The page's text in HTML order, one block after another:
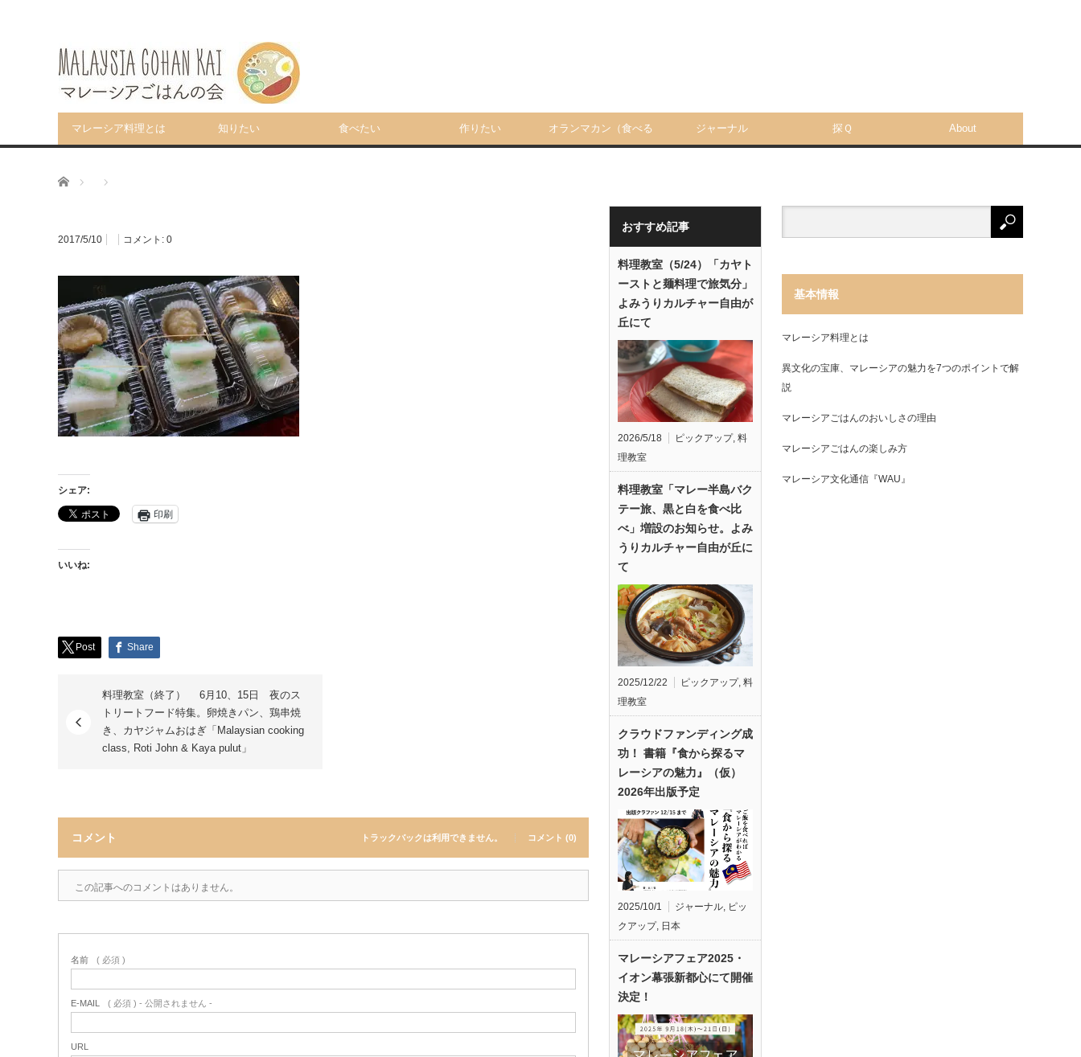
マレーシア料理とは 知りたい 食べたい 作りたい オランマカン（食べる ジャーナル 探Ｑ About
ホーム
2017/5/10 コメント: 0
シェア:
印刷
いいね:
Post Share
料理教室（終了） 6月10、15日 夜のス
トリートフード特集。卵焼きパン、鶏串焼
き、カヤジャムおはぎ「Malaysian cooking
class, Roti John & Kaya pulut」
コメント トラックバックは利用できません。 コメント (0)
この記事へのコメントはありません。
名前 ( 必須 )
E-MAIL ( 必須 ) - 公開されません -
URL
おすすめ記事
料理教室（5/24）「カヤト
ーストと麺料理で旅気分」
よみうりカルチャー自由が
丘にて
2026/5/18 ピックアップ, 料
理教室
料理教室「マレー半島バク
テー旅、黒と白を食べ比
べ」増設のお知らせ。よみ
うりカルチャー自由が丘に
て
2025/12/22 ピックアップ, 料
理教室
クラウドファンディング成
功！ 書籍『食から探るマ
レーシアの魅力』（仮）
2026年出版予定
2025/10/1 ジャーナル, ピッ
クアップ, 日本
マレーシアフェア2025・
イオン幕張新都心にて開催
決定！
基本情報
マレーシア料理とは
異文化の宝庫、マレーシアの魅力を7つのポイントで解
説
マレーシアごはんのおいしさの理由
マレーシアごはんの楽しみ方
マレーシア文化通信『WAU』